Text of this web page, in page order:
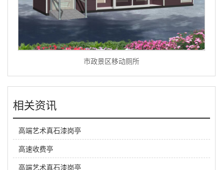
市政景区移动厕所
相关资讯
高端艺术真石漆岗亭
高速收费亭
高端艺术真石漆岗亭